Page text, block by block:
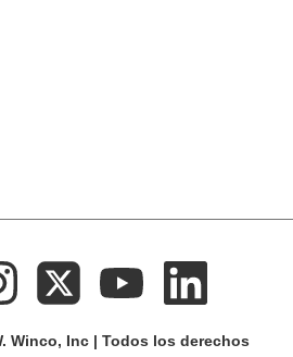
Winco, Inc | Todos los derechos